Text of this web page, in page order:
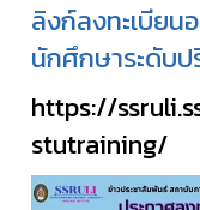
ลิงก์ลงทะเบีย
นักศึกษาระดับ
https://
stutraining/